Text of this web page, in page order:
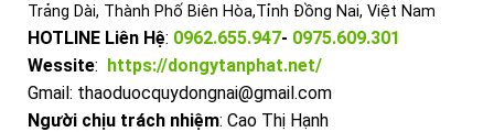
Trảng Dài, Thành Phố Biên Hòa,Tỉnh Đồng Nai, Việt Nam
HOTLINE Liên Hệ: 0962.655.947- 0975.609.301
Wessite: https://dongytanphat.net/
Gmail: thaoduocquydongnai@gmail.com
Người chịu trách nhiệm: Cao Thị Hạnh